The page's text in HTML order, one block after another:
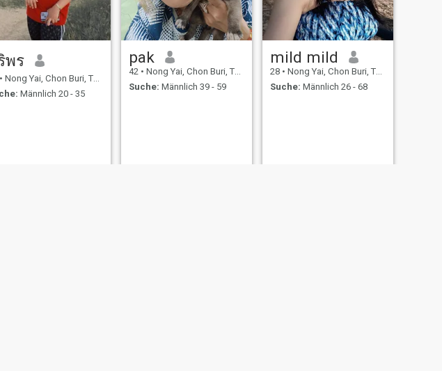
พร
• Nong Yai, Chon Buri, Thailand
Männlich 20 - 35
pak
42 • Nong Yai, Chon Buri, Thailand
Suche: Männlich 39 - 59
mild mild
28 • Nong Yai, Chon Buri, Thailand
Suche: Männlich 26 - 68